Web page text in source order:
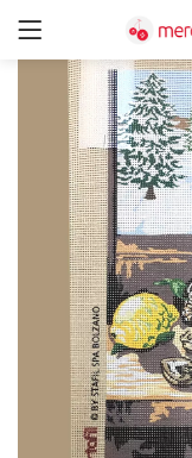
Ricordami
CERCA IN:
Tutte le categorie
Accessori Design
Accessori
Cesti portalavoro
Aghi e spilli (24)
Applicazioni (26)
Borse (6)
Bottoni Vintage
Lotti di Bottoni
Bottoni/alamari/
Alamari (5)